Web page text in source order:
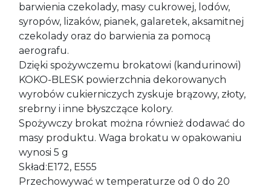
barwienia czekolady, masy cukrowej, lodów,
syropów, lizaków, pianek, galaretek, aksamitnej
czekolady oraz do barwienia za pomocą
aerografu.
Dzięki spożywczemu brokatowi (kandurinowi)
KOKO-BLESK powierzchnia dekorowanych
wyrobów cukierniczych zyskuje brązowy, złoty,
srebrny i inne błyszczące kolory.
Spożywczy brokat można również dodawać do
masy produktu. Waga brokatu w opakowaniu
wynosi 5 g
Skład:E172, E555
Przechowywać w temperaturze od 0 do 20